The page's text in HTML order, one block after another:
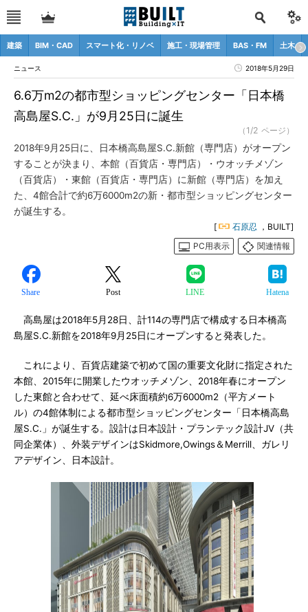
建築 BIM・CAD スマート化・リノベ 施工・現場管理 BAS・FM 土木
ニュース 2018年5月29日
6.6万m2の都市型ショッピングセンター「日本橋
高島屋S.C.」が9月25日に誕生
（1/2 ページ）
2018年9月25日に、日本橋高島屋S.C.新館（専門店）がオープン
することが決まり、本館（百貨店・専門店）・ウオッチメゾン
（百貨店）・東館（百貨店・専門店）に新館（専門店）を加え
た、4館合計で約6万6000m2の新・都市型ショッピングセンター
が誕生する。
[ 石原忍 ，BUILT]
PC用表示
関連情報
Share Post LINE Hatena
高島屋は2018年5月28日、計114の専門店で構成する日本橋高
島屋S.C.新館を2018年9月25日にオープンすると発表した。
これにより、百貨店建築で初めて国の重要文化財に指定された
本館、2015年に開業したウオッチメゾン、2018年春にオープン
した東館と合わせて、延べ床面積約6万6000m2（平方メート
ル）の4館体制による都市型ショッピングセンター「日本橋高島
屋S.C.」が誕生する。設計は日本設計・プランテック設計JV（共
同企業体）、外装デザインはSkidmore,Owings＆Merrill、ガレリ
アデザイン、日本設計。